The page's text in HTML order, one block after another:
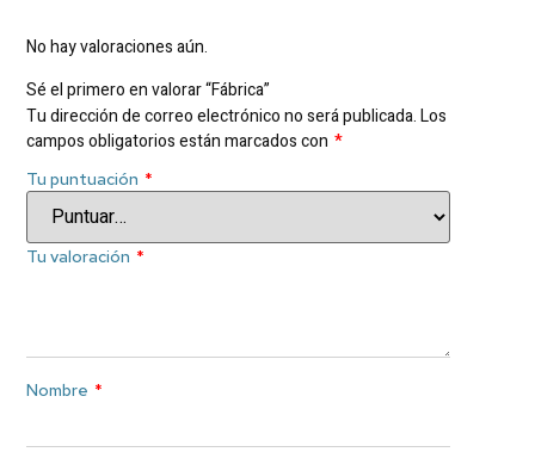
No hay valoraciones aún.
Sé el primero en valorar “Fábrica”
Tu dirección de correo electrónico no será publicada.Los
campos obligatorios están marcados con *
Tu puntuación *
Tu valoración *
Nombre *